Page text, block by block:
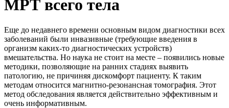
МРТ всего тела
Еще до недавнего времени основным видом диагностики всех
заболеваний были инвазивные (требующие введения в
организм каких-то диагностических устройств)
вмешательства. Но наука не стоит на месте – появились новые
методики, позволяющие на ранних стадиях выявить
патологию, не причиняя дискомфорт пациенту. К таким
методам относится магнитно-резонансная томография. Этот
метод обследования является действительно эффективным и
очень информативным.